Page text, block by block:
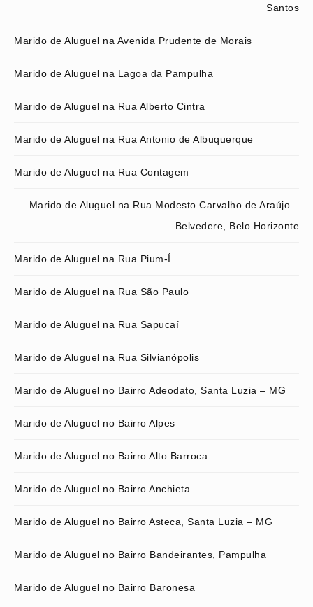
Santos
Marido de Aluguel na Avenida Prudente de Morais
Marido de Aluguel na Lagoa da Pampulha
Marido de Aluguel na Rua Alberto Cintra
Marido de Aluguel na Rua Antonio de Albuquerque
Marido de Aluguel na Rua Contagem
Marido de Aluguel na Rua Modesto Carvalho de Araújo –
Belvedere, Belo Horizonte
Marido de Aluguel na Rua Pium-Í
Marido de Aluguel na Rua São Paulo
Marido de Aluguel na Rua Sapucaí
Marido de Aluguel na Rua Silvianópolis
Marido de Aluguel no Bairro Adeodato, Santa Luzia – MG
Marido de Aluguel no Bairro Alpes
Marido de Aluguel no Bairro Alto Barroca
Marido de Aluguel no Bairro Anchieta
Marido de Aluguel no Bairro Asteca, Santa Luzia – MG
Marido de Aluguel no Bairro Bandeirantes, Pampulha
Marido de Aluguel no Bairro Baronesa